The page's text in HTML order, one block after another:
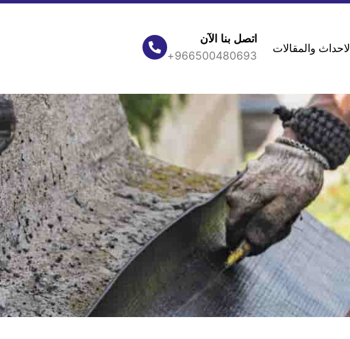
والمقالات
اتصل بنا الآن
966500480693+